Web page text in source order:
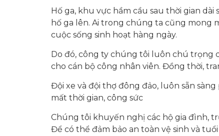
Hố ga, khu vực hầm cầu sau thời gian
hố ga lên. Ai trong chúng ta cũng mong
cuộc sống sinh hoạt hàng ngày.
Do đó, công ty chúng tôi luôn chú trọng
cho cán bộ công nhân viên. Đồng thời,
Đội xe và đội thợ đông đảo, luôn sẵn
mất thời gian, công sức
Chúng tôi khuyến nghị các hộ gia đình,
Để có thể đảm bảo an toàn vệ sinh và